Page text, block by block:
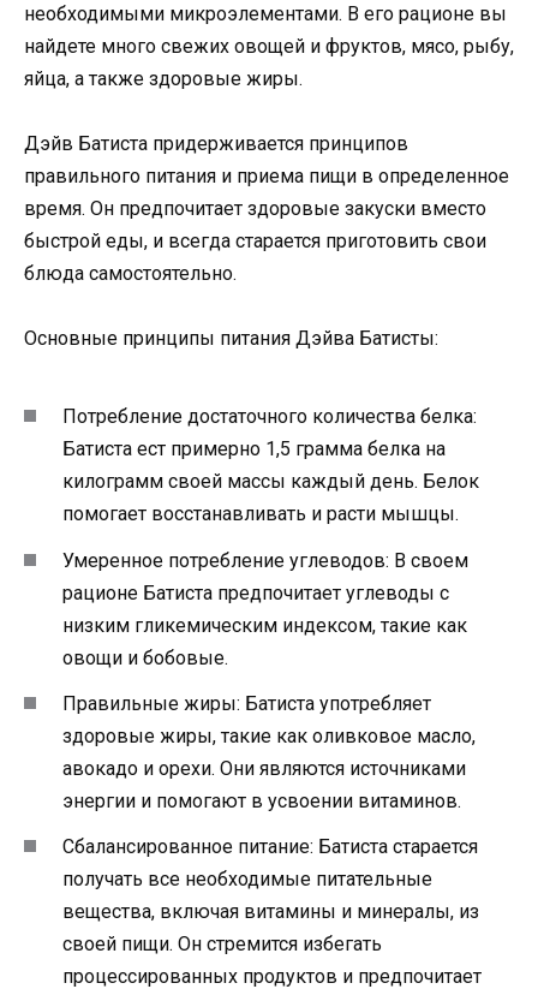
необходимыми микроэлементами. В его рационе вы
найдете много свежих овощей и фруктов, мясо, рыбу,
яйца, а также здоровые жиры.
Дэйв Батиста придерживается принципов
правильного питания и приема пищи в определенное
время. Он предпочитает здоровые закуски вместо
быстрой еды, и всегда старается приготовить свои
блюда самостоятельно.
Основные принципы питания Дэйва Батисты:
Потребление достаточного количества белка:
Батиста ест примерно 1,5 грамма белка на
килограмм своей массы каждый день. Белок
помогает восстанавливать и расти мышцы.
Умеренное потребление углеводов: В своем
рационе Батиста предпочитает углеводы с
низким гликемическим индексом, такие как
овощи и бобовые.
Правильные жиры: Батиста употребляет
здоровые жиры, такие как оливковое масло,
авокадо и орехи. Они являются источниками
энергии и помогают в усвоении витаминов.
Сбалансированное питание: Батиста старается
получать все необходимые питательные
вещества, включая витамины и минералы, из
своей пищи. Он стремится избегать
процессированных продуктов и предпочитает